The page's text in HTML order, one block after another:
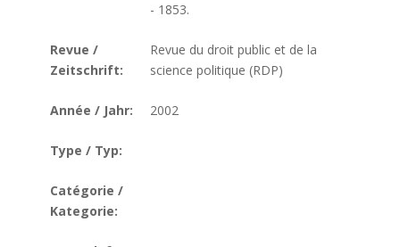
- 1853.
Revue /
Zeitschrift:
Revue du droit public et de la
science politique (RDP)
Année / Jahr: 2002
Type / Typ:
Catégorie /
Kategorie: